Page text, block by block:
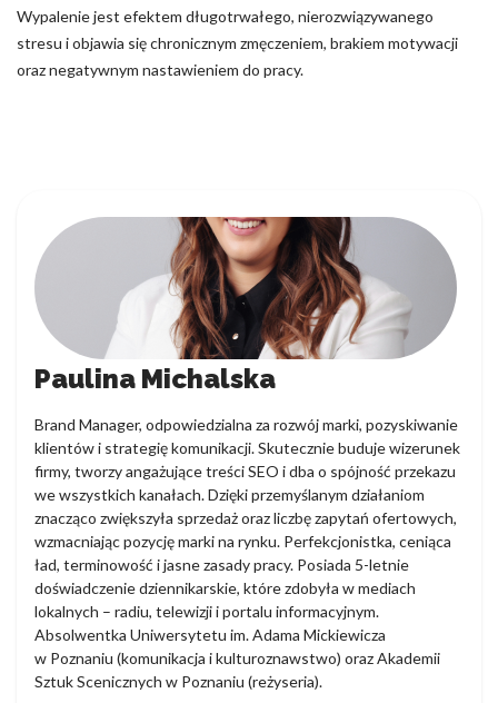
Wypalenie jest efektem długotrwałego, nierozwiązywanego
stresu i objawia się chronicznym zmęczeniem, brakiem motywacji
oraz negatywnym nastawieniem do pracy.
Paulina Michalska
Brand Manager, odpowiedzialna za rozwój marki, pozyskiwanie
klientów i strategię komunikacji. Skutecznie buduje wizerunek
firmy, tworzy angażujące treści SEO i dba o spójność przekazu
we wszystkich kanałach. Dzięki przemyślanym działaniom
znacząco zwiększyła sprzedaż oraz liczbę zapytań ofertowych,
wzmacniając pozycję marki na rynku. Perfekcjonistka, ceniąca
ład, terminowość i jasne zasady pracy. Posiada 5-letnie
doświadczenie dziennikarskie, które zdobyła w mediach
lokalnych – radiu, telewizji i portalu informacyjnym.
Absolwentka Uniwersytetu im. Adama Mickiewicza
w Poznaniu (komunikacja i kulturoznawstwo) oraz Akademii
Sztuk Scenicznych w Poznaniu (reżyseria).